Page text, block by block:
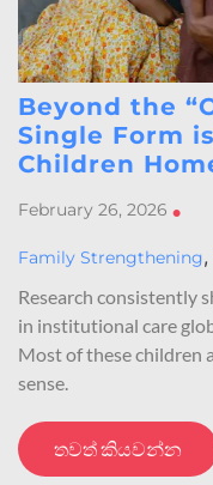
Beyond the
Single Form
Children
February 26, 2026 •
Family Strengthening,
Research consistently
in institutional care
Most of these children
sense.
තවත් කියවන්න